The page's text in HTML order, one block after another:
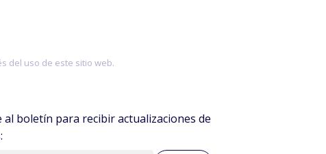
del uso de este sitio web.
al boletín para recibir actualizaciones de